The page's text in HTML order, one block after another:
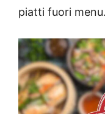
piatti fuori menu.